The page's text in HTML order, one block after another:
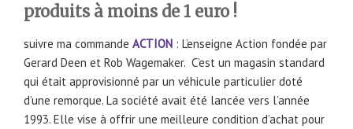
produits à moins de 1 euro !
suivre ma commande ACTION : L’enseigne Action fondée par
Gerard Deen et Rob Wagemaker. C’est un magasin standard
qui était approvisionné par un véhicule particulier doté
d’une remorque. La société avait été lancée vers l’année
1993. Elle vise à offrir une meilleure condition d’achat pour